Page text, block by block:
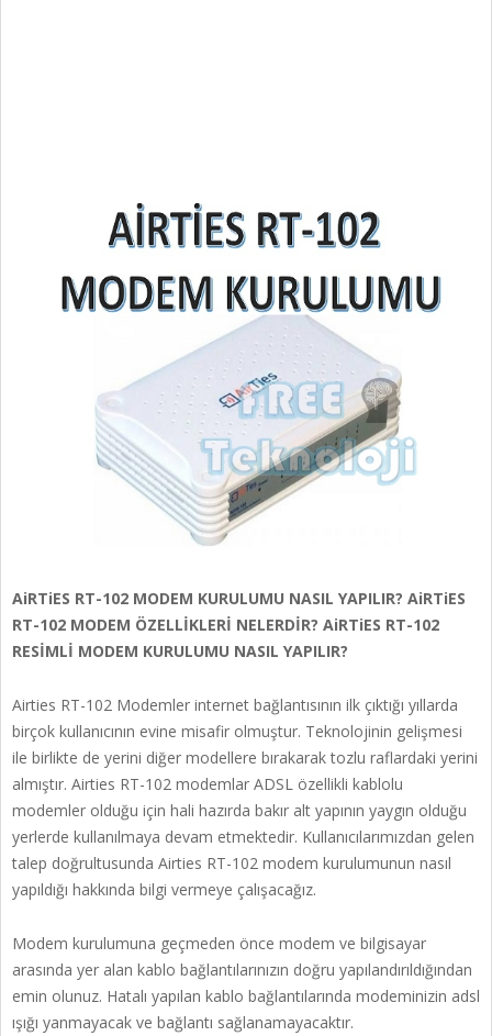
AiRTiES RT-102 MODEM KURULUMU NASIL YAPILIR? AiRTiES
RT-102 MODEM ÖZELLİKLERİ NELERDİR? AiRTiES RT-102
RESİMLİ MODEM KURULUMU NASIL YAPILIR?
Airties RT-102 Modemler internet bağlantısının ilk çıktığı yıllarda
birçok kullanıcının evine misafir olmuştur. Teknolojinin gelişmesi
ile birlikte de yerini diğer modellere bırakarak tozlu raflardaki yerini
almıştır. Airties RT-102 modemlar ADSL özellikli kablolu
modemler olduğu için hali hazırda bakır alt yapının yaygın olduğu
yerlerde kullanılmaya devam etmektedir. Kullanıcılarımızdan gelen
talep doğrultusunda Airties RT-102 modem kurulumunun nasıl
yapıldığı hakkında bilgi vermeye çalışacağız.
Modem kurulumuna geçmeden önce modem ve bilgisayar
arasında yer alan kablo bağlantılarınızın doğru yapılandırıldığından
emin olunuz. Hatalı yapılan kablo bağlantılarında modeminizin adsl
ışığı yanmayacak ve bağlantı sağlanamayacaktır.